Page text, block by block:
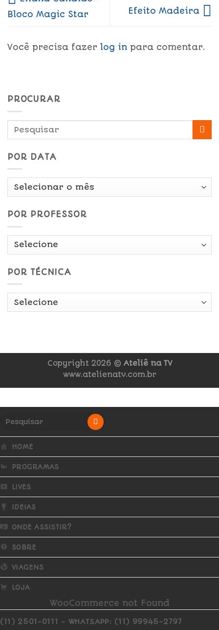
Bloco Magic Star
Efeito Madeira
Você precisa fazer log in para comentar.
PROCURAR
POR DATA
Por
POR PROFESSOR
POR TÉCNICA
Copyright 2026 © Ateliê na TV
www.atelienatv.com.br
HOME
PROGRAMAS
LIVES
IDEIAS
ONDE ASSISTIR?
SOBRE
VIAGENS
LOJA
WooCommerce not Found
(11) 2501-0111 - WHATSAPP: (11) 99945-2797